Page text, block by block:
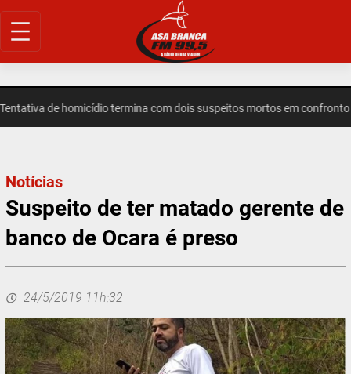
Pular
para
de homicídio termina com dois suspeitos mortos em confronto
Notícias
Suspeito de ter matado gerente de
banco de Ocara é preso
24/5/2019 11h:32